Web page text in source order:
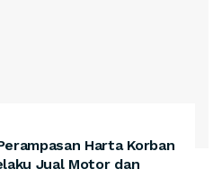
Harta Korban
Jual Motor dan